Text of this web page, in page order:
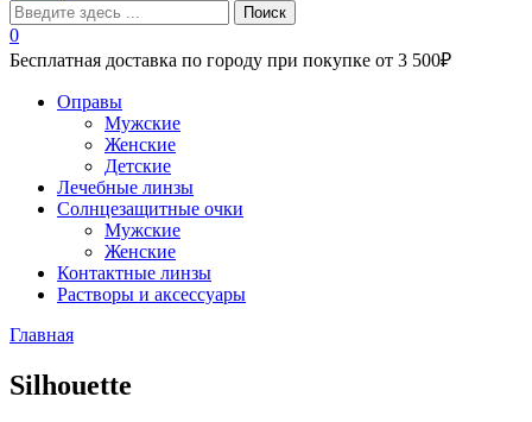
Поиск
0
Бесплатная доставка по городу при покупке от 3 500₽
Оправы
Мужские
Женские
Детские
Лечебные линзы
Солнцезащитные очки
Мужские
Женские
Контактные линзы
Растворы и аксессуары
Главная
Silhouette